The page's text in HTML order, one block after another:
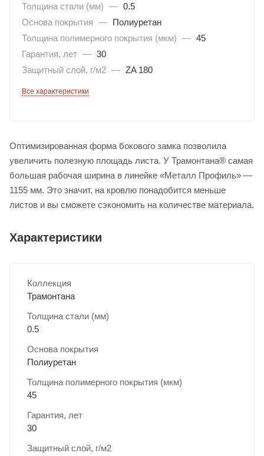
Толщина стали (мм) — 0.5
Основа покрытия — Полиуретан
Толщина полимерного покрытия (мкм) — 45
Гарантия, лет — 30
Защитный слой, г/м2 — ZA 180
Все характеристики
Оптимизированная форма бокового замка позволила
увеличить полезную площадь листа. У Трамонтана® самая
большая рабочая ширина в линейке «Металл Профиль» ―
1155 мм. Это значит, на кровлю понадобится меньше
листов и вы сможете сэкономить на количестве материала.
Характеристики
Коллекция
Трамонтана
Толщина стали (мм)
0.5
Основа покрытия
Полиуретан
Толщина полимерного покрытия (мкм)
45
Гарантия, лет
30
Защитный слой, г/м2